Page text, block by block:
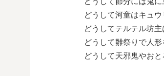
どうして河童はキュ
どうしてテルテル坊
どうして雛祭りで人形
どうして天邪鬼やお